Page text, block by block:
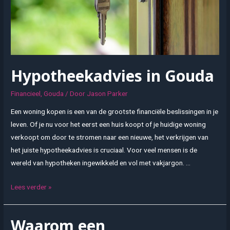
Hypotheekadvies in Gouda
Financieel ,Gouda / Door Jason Parker
Een woning kopen is een van de grootste financiële beslissingen in je
leven. Of je nu voor het eerst een huis koopt of je huidige woning
verkoopt om door te stromen naar een nieuwe, het verkrijgen van
het juiste hypotheekadvies is cruciaal. Voor veel mensen is de
wereld van hypotheken ingewikkeld en vol met vakjargon. …
Hypotheekadvies
Lees verder »